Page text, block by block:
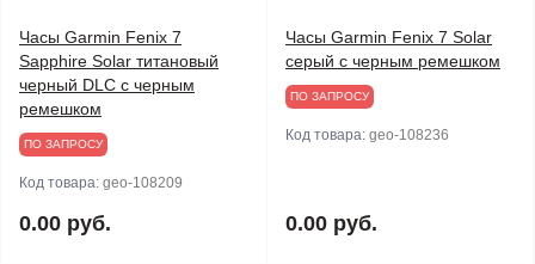
Часы Garmin Fenix 7
Sapphire Solar титановый
черный DLC с черным
ремешком
ПО ЗАПРОСУ
Код товара: geo-108209
0.00 руб.
Часы Garmin Fenix 7 Solar
серый с черным ремешком
ПО ЗАПРОСУ
Код товара: geo-108236
0.00 руб.